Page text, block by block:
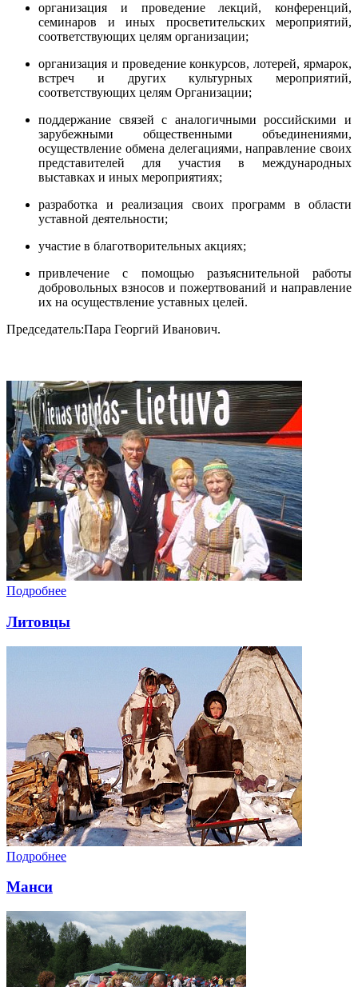
организация и проведение лекций, конференций,
семинаров и иных просветительских мероприятий,
соответствующих целям организации;
организация и проведение конкурсов, лотерей, ярмарок,
встреч и других культурных мероприятий,
соответствующих целям Организации;
поддержание связей с аналогичными российскими и
зарубежными общественными объединениями,
осуществление обмена делегациями, направление своих
представителей для участия в международных
выставках и иных мероприятиях;
разработка и реализация своих программ в области
уставной деятельности;
участие в благотворительных акциях;
привлечение с помощью разъяснительной работы
добровольных взносов и пожертвований и направление
их на осуществление уставных целей.
Председатель:Пара Георгий Иванович.
Подробнее
Литовцы
Подробнее
Манси